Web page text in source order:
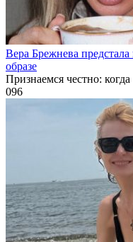
Вера Брежнева
образе
Признаемся честно:
096